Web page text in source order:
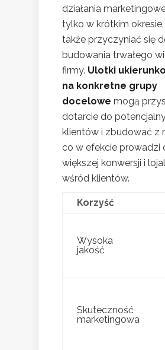
działania
tylko w krótkim
także przyczyniać się
budowania trwałego
firmy. Ulotki
na konkretne grupy
docelowe mogą
dotarcie do
klientów i zbudować z
co w efekcie prowadzi
większej konwersji i
wśród klientów.
Korzyść
Wysoka
jakość
Skuteczność
marketingowa